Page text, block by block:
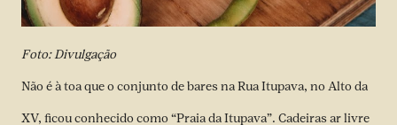
Foto: Divulgação
Não é à toa que o conjunto de bares na Rua Itupava, no Alto da
XV, ficou conhecido como “Praia da Itupava”. Cadeiras ar livre